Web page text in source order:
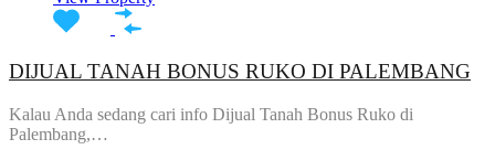
DIJUAL TANAH BONUS RUKO DI PALEMBANG
Kalau Anda sedang cari info Dijual Tanah Bonus Ruko di
Palembang,…